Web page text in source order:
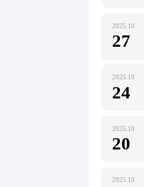
2025.10
27
2025.10
24
2025.10
20
2025.10